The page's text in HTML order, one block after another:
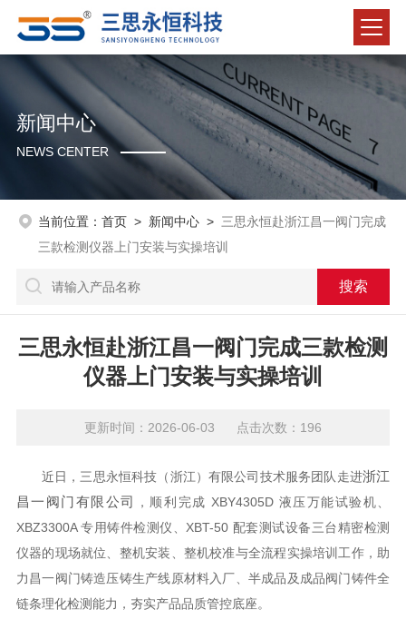
新闻中心
NEWS CENTER
当前位置： 首页> 新闻中心> 三思永恒赴浙江昌一阀门完成
三款检测仪器上门安装与实操培训
三思永恒赴浙江昌一阀门完成三款检测
仪器上门安装与实操培训
更新时间：2026-06-03 点击次数：196
近日，三思永恒科技（浙江）有限公司技术服务团队走进浙江
昌一阀门有限公司
，顺利完成 XBY4305D 液压万能试验机、
XBZ3300A 专用铸件检测仪、XBT-50 配套测试设备三台精密检测
仪器的现场就位、整机安装、整机校准与全流程实操培训工作，助
力昌一阀门铸造压铸生产线原材料入厂、半成品及成品阀门铸件全
链条理化检测能力，夯实产品品质管控底座。